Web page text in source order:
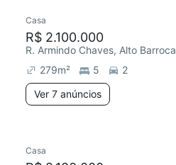
Casa
R$ 2.100.000
R. Armindo Chaves, Alto Barroca
279m² 5
2
Ver 7 anúncios
Casa